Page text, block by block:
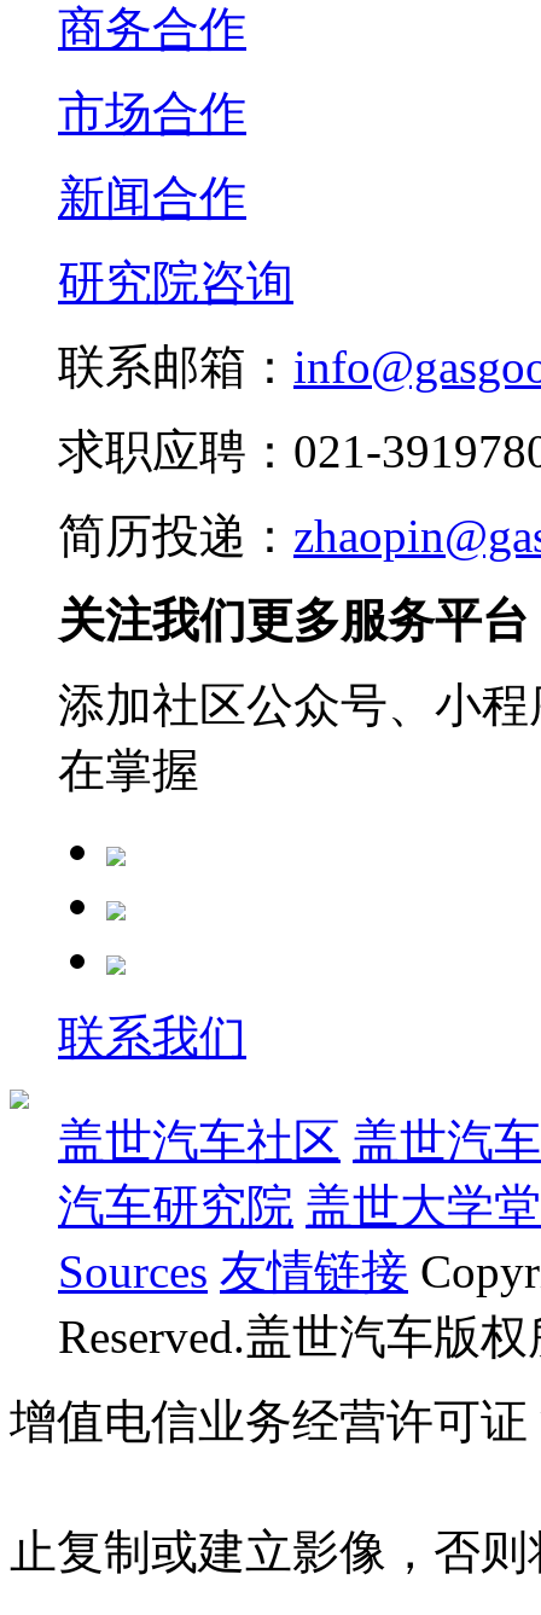
商务合作
市场合作
新闻合作
研究院咨询
联系邮箱：
求职应聘：021-
简历投递：
关注我们更多服务平台
添加社区公众号、小
在掌握
联系我们
盖世汽车社区 盖世汽
汽车研究院 盖世大学堂
Sources 友情链接
Reserved.盖世汽车版
增值电信业务经营许可证
止复制或建立影像，否